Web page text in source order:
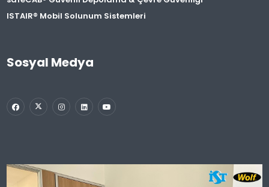
ISTAIR® Mobil Solunum Sistemleri
Sosyal Medya